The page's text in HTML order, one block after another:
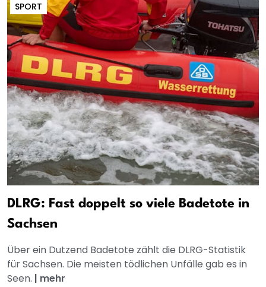
SPORT
DLRG: Fast doppelt so viele Badetote in
Sachsen
Über ein Dutzend Badetote zählt die DLRG-Statistik
für Sachsen. Die meisten tödlichen Unfälle gab es in
Seen. | mehr